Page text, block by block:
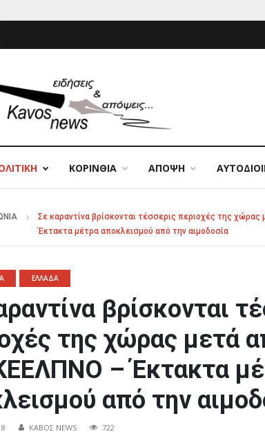
ΚΟΡΙΝΘΙΑ ΑΠΟΨΗ
Σε καραντίνα βρίσκονται τέσσερις περιοχές της
Έκτακτα μέτρα αποκλεισμού από την αιμοδοσία
ΕΛΛΑΔΑ
βρίσκονται
της χώρας μετά
– Έκτακτα
από την
ΚΑΒΟΣ NEWS 722